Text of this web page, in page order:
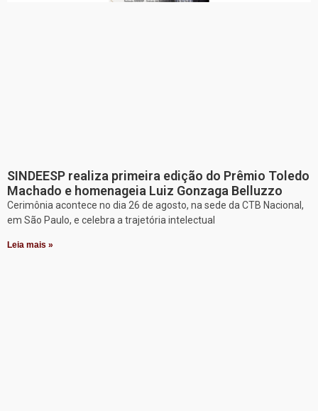
SINDEESP realiza primeira edição do Prêmio Toledo
Machado e homenageia Luiz Gonzaga Belluzzo
Cerimônia acontece no dia 26 de agosto, na sede da CTB Nacional,
em São Paulo, e celebra a trajetória intelectual
Leia mais »